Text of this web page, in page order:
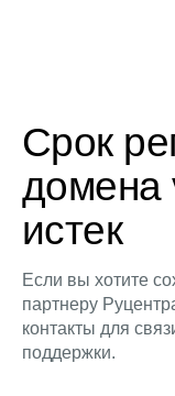
Срок
домена
истек
Если вы хотите
партнеру
контакты для
поддержки.